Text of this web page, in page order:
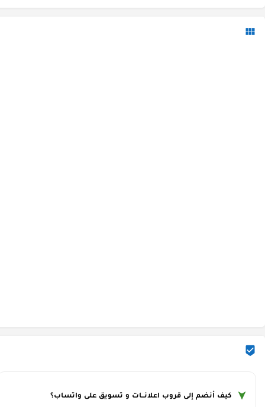
كيف أنضم إلى قروب اعلانــات و تسويق على واتساب؟